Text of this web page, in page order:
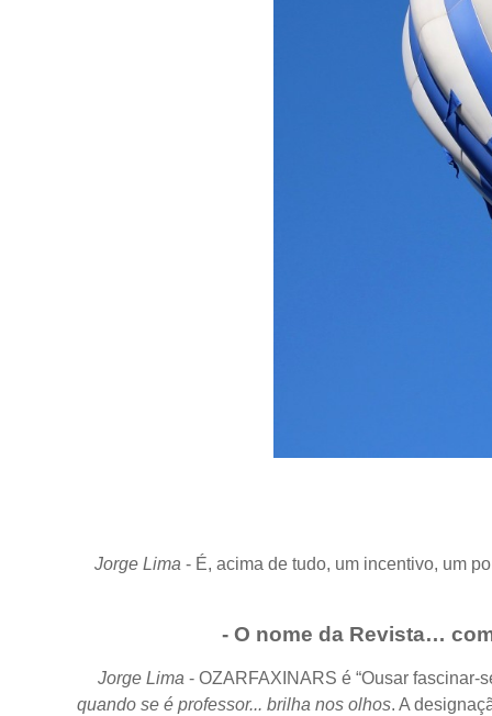
Jorge Lima - É, acima de tudo, um incentivo, um
- O nome da Revista…
Jorge Lima - OZARFAXINARS é “Ousar fascinar-
quando se é professor... brilha nos olhos. A